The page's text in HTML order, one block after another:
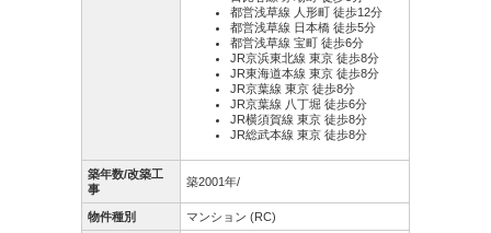
都営浅草線 人形町 徒歩12分
都営浅草線 日本橋 徒歩5分
都営浅草線 宝町 徒歩6分
JR京浜東北線 東京 徒歩8分
JR東海道本線 東京 徒歩8分
JR京葉線 東京 徒歩8分
JR京葉線 八丁堀 徒歩6分
JR横須賀線 東京 徒歩8分
JR総武本線 東京 徒歩8分
築年数/改築工
事
築2001年/
物件種別 マンション (RC)